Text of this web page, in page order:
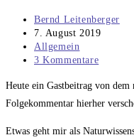
Beitrags-
Autor:
Bernd Leitenberger
Beitrag
veröffentlicht:
7. August 2019
Beitrags-
Kategorie:
Allgemein
Beitrags-
3 Kommentare
Heute ein Gastbeitrag von
Folgekommentar hierher
Etwas geht mir als